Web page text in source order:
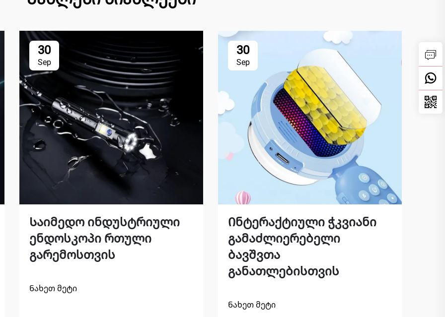
30
Sep
Საიმედო ინდუსტრიული
ენდოსკოპი რთული
გარემოსთვის
Ნახეთ მეტი
30
Sep
Ინტერაქტიული ჭკვიანი
გამაძლიერებელი
ბავშვთა
განათლებისთვის
Ნახეთ მეტი